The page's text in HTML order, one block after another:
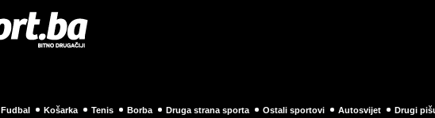
Fudbal Košarka Tenis Borba Druga strana sporta Ostali sportovi Autosvijet Drugi